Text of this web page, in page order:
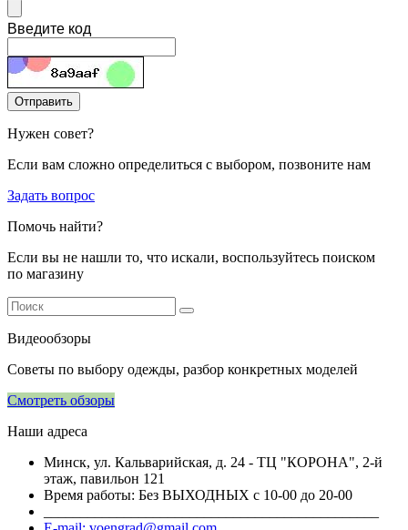
Введите код
Отправить
Нужен совет?
Если вам сложно определиться с выбором, позвоните нам
Задать вопрос
Помочь найти?
Если вы не нашли то, что искали, воспользуйтесь поиском
по магазину
Видеообзоры
Советы по выбору одежды, разбор конкретных моделей
Смотреть обзоры
Наши адреса
Минск, ул. Кальварийская, д. 24 - ТЦ "КОРОНА", 2-й
этаж, павильон 121
Время работы: Без ВЫХОДНЫХ с 10-00 до 20-00